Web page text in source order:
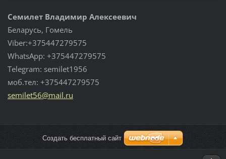
Семилет Владимир Алексеевич
Беларусь, Гомель
Viber:+375447279575
WhatsApp: +375447279575
Telegram: semilet1956
моб.тел: +375447279575
semilet56@mail.ru
Создать бесплатный сайт